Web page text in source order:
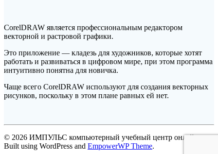
CorelDRAW является профессиональным редактором
векторной и растровой графики.
Это приложение — кладезь для художников, которые хотят
работать и развиваться в цифровом мире, при этом программа
интуитивно понятна для новичка.
Чаще всего CorelDRAW используют для создания векторных
рисунков, поскольку в этом плане равных ей нет.
© 2026 ИМПУЛЬС компьютерный учебный центр онлайн.
Built using WordPress and EmpowerWP Theme.